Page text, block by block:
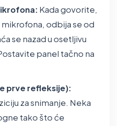
Kada govorite,
odbija se od
se nazad u osetljivu
panel tačno na
prve refleksije):
za snimanje. Neka
tako što će